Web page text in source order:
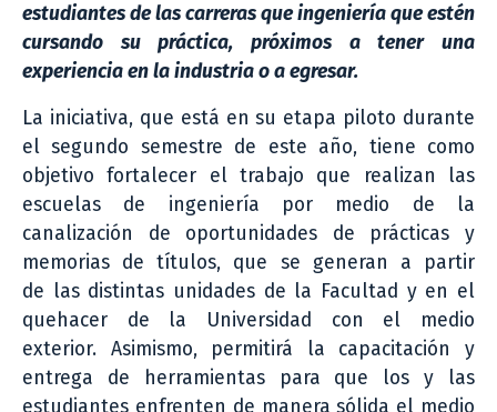
estudiantes de las carreras que ingeniería que estén
cursando su práctica, próximos a tener una
experiencia en la industria o a egresar.
La iniciativa, que está en su etapa piloto durante
el segundo semestre de este año, tiene como
objetivo fortalecer el trabajo que realizan las
escuelas de ingeniería por medio de la
canalización de oportunidades de prácticas y
memorias de títulos, que se generan a partir
de las distintas unidades de la Facultad y en el
quehacer de la Universidad con el medio
exterior. Asimismo, permitirá la capacitación y
entrega de herramientas para que los y las
estudiantes enfrenten de manera sólida el medio